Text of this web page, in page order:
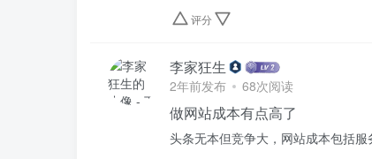
评分
李家狂生
2年前发布 68次阅读
做网站成本有点高了
头条无本但竞争大，网站成本包括